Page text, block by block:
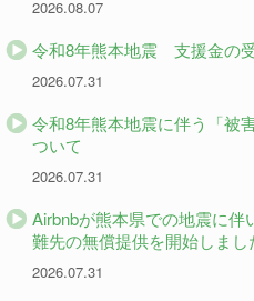
2026.08.07
令和8年熊本地震 支援金の受
2026.07.31
令和8年熊本地震に伴う「被
ついて
2026.07.31
Airbnbが熊本県での地震に伴
難先の無償提供を開始しまし
2026.07.31